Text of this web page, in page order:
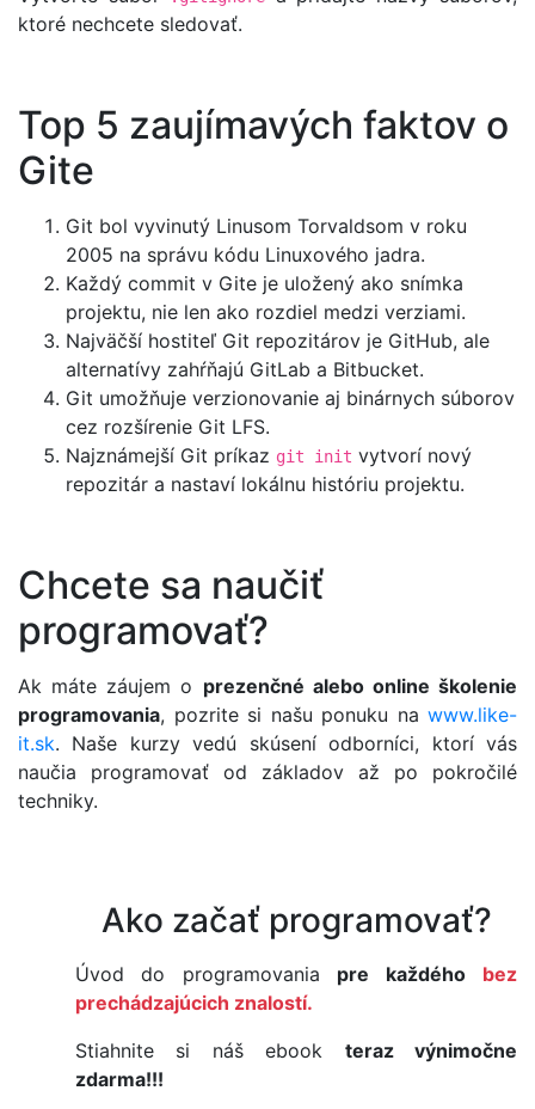
ktoré nechcete sledovať.
Top 5 zaujímavých faktov o
Gite
Git bol vyvinutý Linusom Torvaldsom v roku
2005 na správu kódu Linuxového jadra.
Každý commit v Gite je uložený ako snímka
projektu, nie len ako rozdiel medzi verziami.
Najväčší hostiteľ Git repozitárov je GitHub, ale
alternatívy zahŕňajú GitLab a Bitbucket.
Git umožňuje verzionovanie aj binárnych súborov
cez rozšírenie Git LFS.
Najznámejší Git príkaz git init vytvorí nový
repozitár a nastaví lokálnu históriu projektu.
Chcete sa naučiť
programovať?
Ak máte záujem o prezenčné alebo online školenie
programovania, pozrite si našu ponuku na www.like-
it.sk. Naše kurzy vedú skúsení odborníci, ktorí vás
naučia programovať od základov až po pokročilé
techniky.
Ako začať programovať?
Úvod do programovania pre každého
bez
prechádzajúcich znalostí.
Stiahnite si náš ebook teraz výnimočne
zdarma!!!